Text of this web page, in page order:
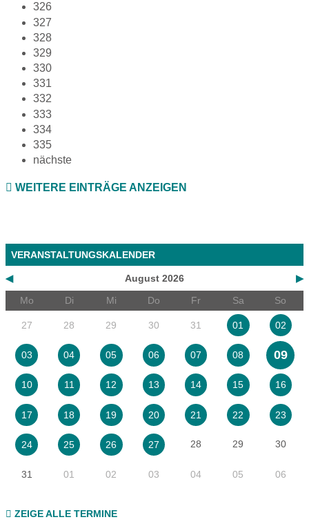
326
327
328
329
330
331
332
333
334
335
nächste
WEITERE EINTRÄGE ANZEIGEN
VERANSTALTUNGSKALENDER
◀ ▶
August 2026
Mo
Di Mi Do Fr Sa So
27 28 29 30 31 01 02
03 04 05 06 07 08 09
10 11 12 13 14 15 16
17 18 19 20 21 22 23
24 25 26 27 28 29 30
31 01 02 03 04 05 06
ZEIGE ALLE TERMINE